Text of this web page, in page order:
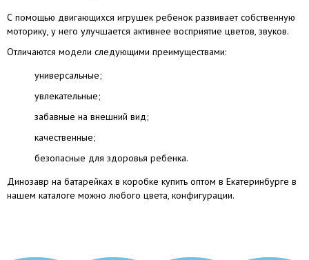
С помощью двигающихся игрушек ребенок развивает собственную
моторику, у него улучшается активнее восприятие цветов, звуков.
Отличаются модели следующими преимуществами:
универсальные;
увлекательные;
забавные на внешний вид;
качественные;
безопасные для здоровья ребенка.
Динозавр на батарейках в коробке купить оптом в Екатеринбурге в
нашем каталоге можно любого цвета, конфигурации.